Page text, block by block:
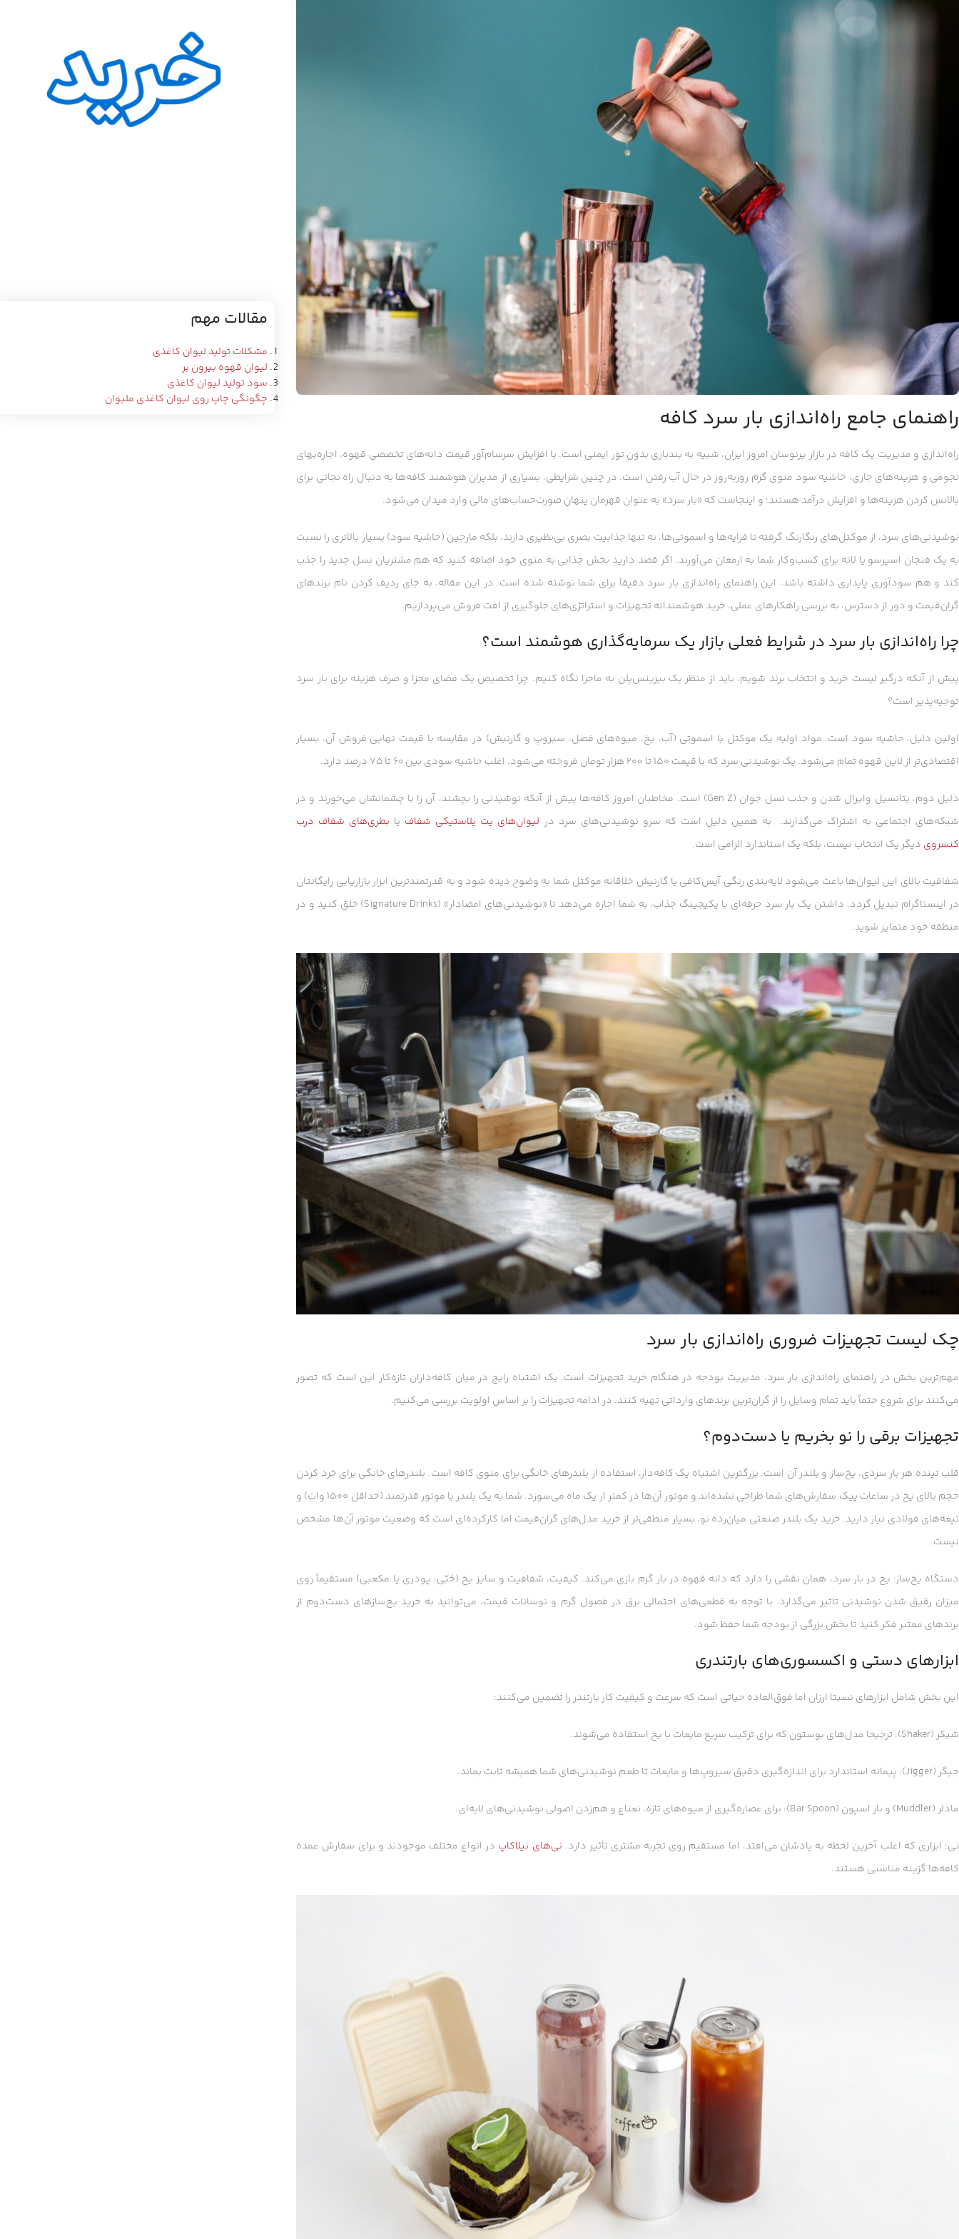
راهنمای جامع راه‌اندازی بار سرد کافه
راه‌اندازی و مدیریت یک کافه در بازار پرنوسان امروز ایران، شبیه به بندبازی بدون تور ایمنی است. با افزایش سرسام‌آور قیمت دانه‌های تخصصی قهوه، اجاره‌بهای
نجومی و هزینه‌های جاری، حاشیه سود منوی گرم روزبه‌روز در حال آب رفتن است. در چنین شرایطی، بسیاری از مدیران هوشمند کافه‌ها به دنبال راه نجاتی برای
بالانس کردن هزینه‌ها و افزایش درآمد هستند؛ و اینجاست که «بار سرد» به عنوان قهرمان پنهانِ صورت‌حساب‌های مالی وارد میدان می‌شود.
نوشیدنی‌های سرد، از موکتل‌های رنگارنگ گرفته تا فراپه‌ها و اسموتی‌ها، نه تنها جذابیت بصری بی‌نظیری دارند، بلکه مارجین (حاشیه سود) بسیار بالاتری را نسبت
به یک فنجان اسپرسو یا لاته برای کسب‌وکار شما به ارمغان می‌آورند. اگر قصد دارید بخش جذابی به منوی خود اضافه کنید که هم مشتریان نسل جدید را جذب
کند و هم سودآوری پایداری داشته باشد، این راهنمای راه‌اندازی بار سرد دقیقاً برای شما نوشته شده است. در این مقاله، به جای ردیف کردن نام برندهای
گران‌قیمت و دور از دسترس، به بررسی راهکارهای عملی، خرید هوشمندانه تجهیزات و استراتژی‌های جلوگیری از افت فروش می‌پردازیم.
چرا راه‌اندازی بار سرد در شرایط فعلی بازار یک سرمایه‌گذاری هوشمند است؟
پیش از آنکه درگیر لیست خرید و انتخاب برند شویم، باید از منظر یک بیزینس‌پلن به ماجرا نگاه کنیم. چرا تخصیص یک فضای مجزا و صرف هزینه برای بار سرد
توجیه‌پذیر است؟
اولین دلیل، حاشیه سود است. مواد اولیه یک موکتل یا اسموتی (آب، یخ، میوه‌های فصل، سیروپ و گارنیش) در مقایسه با قیمت نهایی فروش آن، بسیار
اقتصادی‌تر از لاین قهوه تمام می‌شود. یک نوشیدنی سرد که با قیمت ۱۵۰ تا ۲۰۰ هزار تومان فروخته می‌شود، اغلب حاشیه سودی بین ۶۰ تا ۷۵ درصد دارد.
دلیل دوم، پتانسیل وایرال شدن و جذب نسل جوان (Gen Z) است. مخاطبان امروز کافه‌ها پیش از آنکه نوشیدنی را بچشند، آن را با چشمانشان می‌خورند و در
شبکه‌های اجتماعی به اشتراک می‌گذارند. به همین دلیل است که سرو نوشیدنی‌های سرد در لیوان‌های پت پلاستیکی شفاف یا بطری‌های شفاف درب
کنسروی دیگر یک انتخاب نیست، بلکه یک استاندارد الزامی است.
شفافیت بالای این لیوان‌ها باعث می‌شود لایه‌بندی رنگی آیس‌کافی یا گارنیش خلاقانه موکتل شما به وضوح دیده شود و به قدرتمندترین ابزار بازاریابی رایگانتان
در اینستاگرام تبدیل گردد. داشتن یک بار سرد حرفه‌ای با پکیجینگ جذاب، به شما اجازه می‌دهد تا «نوشیدنی‌های امضادار» (Signature Drinks) خلق کنید و در
منطقه خود متمایز شوید.
چک لیست تجهیزات ضروری راه‌اندازی بار سرد
مهم‌ترین بخش در راهنمای راه‌اندازی بار سرد، مدیریت بودجه در هنگام خرید تجهیزات است. یک اشتباه رایج در میان کافه‌داران تازه‌کار این است که تصور
می‌کنند برای شروع حتماً باید تمام وسایل را از گران‌ترین برندهای وارداتی تهیه کنند. در ادامه تجهیزات را بر اساس اولویت بررسی می‌کنیم.
تجهیزات برقی را نو بخریم یا دست‌دوم؟
قلب تپنده هر بار سردی، یخ‌ساز و بلندر آن است. بزرگترین اشتباه یک کافه‌دار، استفاده از بلندرهای خانگی برای منوی کافه است. بلندرهای خانگی برای خرد کردن
حجم بالای یخ در ساعات پیک سفارش‌های شما طراحی نشده‌اند و موتور آن‌ها در کمتر از یک ماه می‌سوزد. شما به یک بلندر با موتور قدرتمند (حداقل ۱۵۰۰ وات) و
تیغه‌های فولادی نیاز دارید. خرید یک بلندر صنعتی میان‌رده نو، بسیار منطقی‌تر از خرید مدل‌های گران‌قیمت اما کارکرده‌ای است که وضعیت موتور آن‌ها مشخص
نیست.
دستگاه یخ‌ساز: یخ در بار سرد، همان نقشی را دارد که دانه قهوه در بار گرم بازی می‌کند. کیفیت، شفافیت و سایز یخ (حَبّی، پودری یا مکعبی) مستقیماً روی
میزان رقیق شدن نوشیدنی تاثیر می‌گذارد. با توجه به قطعی‌های احتمالی برق در فصول گرم و نوسانات قیمت، می‌توانید به خرید یخ‌سازهای دست‌دوم از
برندهای معتبر فکر کنید تا بخش بزرگی از بودجه شما حفظ شود.
ابزارهای دستی و اکسسوری‌های بارتندری
این بخش شامل ابزارهای نسبتا ارزان اما فوق‌العاده حیاتی است که سرعت و کیفیت کار بارتندر را تضمین می‌کنند:
شیکر (Shaker): ترجیحا مدل‌های بوستون که برای ترکیب سریع مایعات با یخ استفاده می‌شوند.
جیگر (Jigger): پیمانه استاندارد برای اندازه‌گیری دقیق سیروپ‌ها و مایعات تا طعم نوشیدنی‌های شما همیشه ثابت بماند.
مادلر (Muddler) و بار اسپون (Bar Spoon): برای عصاره‌گیری از میوه‌های تازه، نعناع و هم‌زدن اصولی نوشیدنی‌های لایه‌ای.
نی: ابزاری که اغلب آخرین لحظه به یادشان می‌افتد، اما مستقیم روی تجربه مشتری تأثیر دارد. نی‌های نیلاکاپ در انواع مختلف موجودند و برای سفارش عمده
کافه‌ها گزینه مناسبی هستند.
مقالات مهم
مشکلات تولید لیوان کاغذی
لیوان قهوه بیرون بر
سود تولید لیوان کاغذی
چگونگی چاپ روی لیوان کاغذی ملیوان